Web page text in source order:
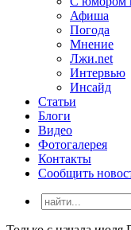
Афиша
Погода
Мнение
Лжи.net
Интервью
Инсайд
Статьи
Блоги
Видео
Фотогалерея
Контакты
Сообщить